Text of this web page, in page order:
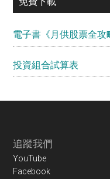
電子書《月供股票全攻
投資組合試算表
Footer
追蹤我們
YouTube
Facebook